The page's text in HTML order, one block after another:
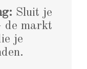
Sluit je
de markt
je